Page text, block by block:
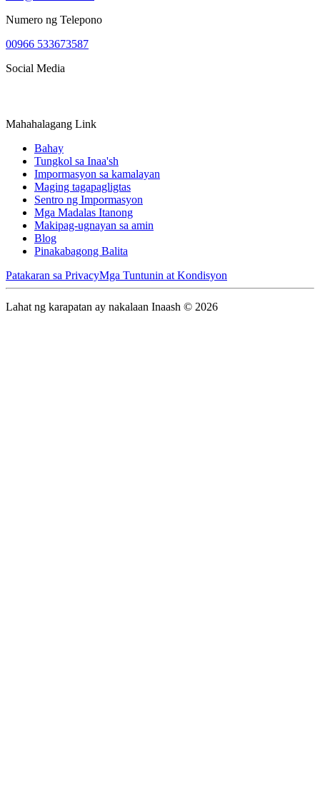
Numero ng Telepono
00966 533673587
Social Media
Mahahalagang Link
Bahay
Tungkol sa Inaa'sh
Impormasyon sa kamalayan
Maging tagapagligtas
Sentro ng Impormasyon
Mga Madalas Itanong
Makipag-ugnayan sa amin
Blog
Pinakabagong Balita
Patakaran sa PrivacyMga Tuntunin at Kondisyon
Lahat ng karapatan ay nakalaan Inaash © 2026